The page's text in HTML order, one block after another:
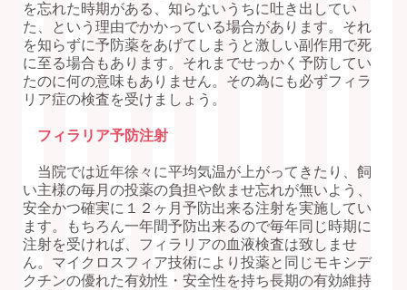
を忘れた時期がある、知らないうちに吐き出してい
た、という理由でかかっている場合があります。それ
を知らずに予防薬をあげてしまうと激しい副作用で死
に至る場合もあります。それまでせっかく予防してい
たのに何の意味もありません。その為にも必ずフィラ
リア症の検査を受けましょう。
フィラリア予防注射
当院では近年徐々に平均気温が上がってきたり、飼
い主様の毎月の投薬の負担や飲ませ忘れが無いよう、
安全かつ確実に１２ヶ月予防出来る注射を実施してい
ます。もちろん一年間予防出来るので毎年同じ時期に
注射を受ければ、フィラリアの血液検査は致しませ
ん。マイクロスフィア技術により投薬と同じモキシデ
クチンの優れた有効性・安全性を持ち長期の有効維持